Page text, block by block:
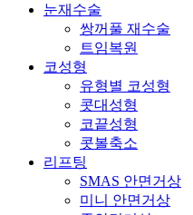
눈재수술
쌍꺼풀 재수술
트임복원
코성형
유형별 코성형
콧대성형
코끝성형
콧볼축소
리프팅
SMAS 안면거상
미니 안면거상